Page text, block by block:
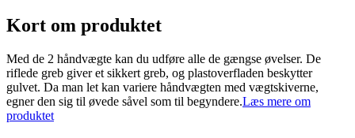
Kort om produktet
Med de 2 håndvægte kan du udføre alle de gængse øvelser. De
riflede greb giver et sikkert greb, og plastoverfladen beskytter
gulvet. Da man let kan variere håndvægten med vægtskiverne,
egner den sig til øvede såvel som til begyndere.Læs mere om
produktet